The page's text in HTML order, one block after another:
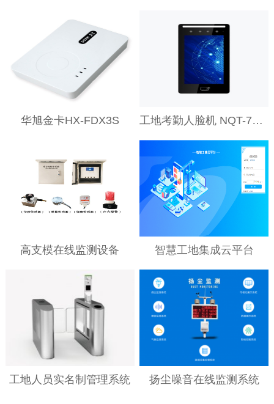
华旭金卡HX-FDX3S 工地考勤人脸机 NQT-71RLSB-E
高支模在线监测设备 智慧工地集成云平台
工地人员实名制管理系统 扬尘噪音在线监测系统